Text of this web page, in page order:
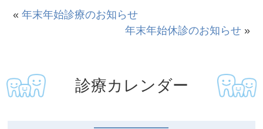
«年末年始診療のお知らせ
年末年始休診のお知らせ»
診療カレンダー